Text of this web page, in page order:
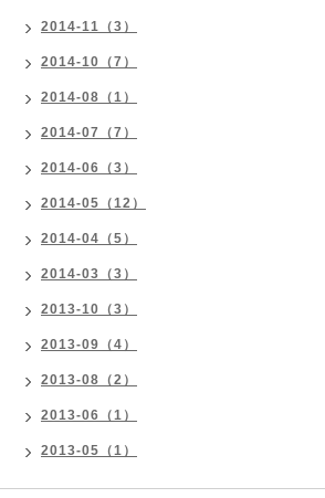
2014-11（3）
2014-10（7）
2014-08（1）
2014-07（7）
2014-06（3）
2014-05（12）
2014-04（5）
2014-03（3）
2013-10（3）
2013-09（4）
2013-08（2）
2013-06（1）
2013-05（1）